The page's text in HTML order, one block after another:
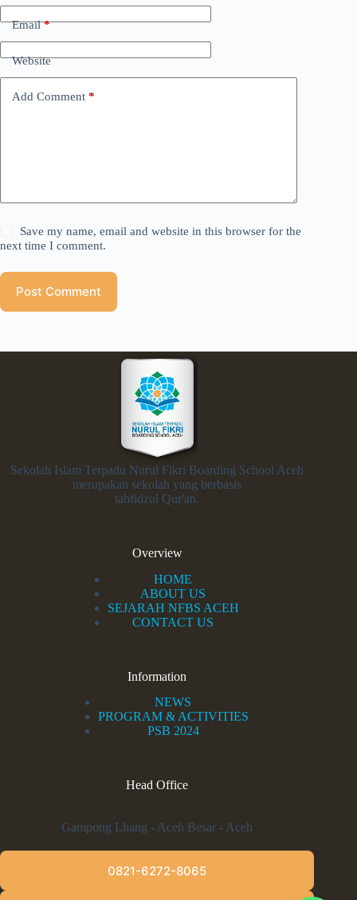
Email*
Website
Add Comment *
Save my name, email and website in this browser for the
next time I comment.
Post Comment
Sekolah Islam Terpadu Nurul Fikri Boarding School Aceh
merupakan sekolah yang berbasis
tahfidzul Qur'an.
Overview
HOME
ABOUT US
SEJARAH NFBS ACEH
CONTACT US
Information
NEWS
PROGRAM & ACTIVITIES
PSB 2024
Head Office
Gampong Lhang - Aceh Besar - Aceh
0821-6272-8065